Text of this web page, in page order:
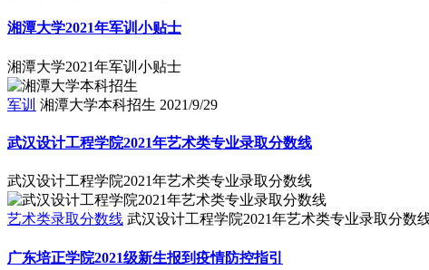
湘潭大学2021年军训小贴士
湘潭大学2021年军训小贴士
军训 湘潭大学本科招生 2021/9/29
武汉设计工程学院2021年艺术类专业录取分数线
武汉设计工程学院2021年艺术类专业录取分数线
艺术类录取分数线 武汉设计工程学院2021年艺术类专业录取分数
广东培正学院2021级新生报到疫情防控指引